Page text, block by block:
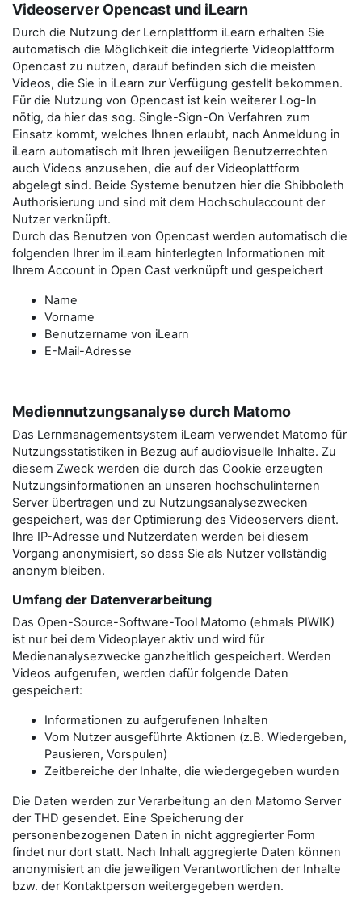
Videoserver Opencast und iLearn
Durch die Nutzung der Lernplattform iLearn erhalten Sie
automatisch die Möglichkeit die integrierte Videoplattform
Opencast zu nutzen, darauf befinden sich die meisten
Videos, die Sie in iLearn zur Verfügung gestellt bekommen.
Für die Nutzung von Opencast ist kein weiterer Log-In
nötig, da hier das sog. Single-Sign-On Verfahren zum
Einsatz kommt, welches Ihnen erlaubt, nach Anmeldung in
iLearn automatisch mit Ihren jeweiligen Benutzerrechten
auch Videos anzusehen, die auf der Videoplattform
abgelegt sind. Beide Systeme benutzen hier die Shibboleth
Authorisierung und sind mit dem Hochschulaccount der
Nutzer verknüpft.
Durch das Benutzen von Opencast werden automatisch die
folgenden Ihrer im iLearn hinterlegten Informationen mit
Ihrem Account in Open Cast verknüpft und gespeichert
Name
Vorname
Benutzername von iLearn
E-Mail-Adresse
Mediennutzungsanalyse durch Matomo
Das Lernmanagementsystem iLearn verwendet Matomo für
Nutzungsstatistiken in Bezug auf audiovisuelle Inhalte. Zu
diesem Zweck werden die durch das Cookie erzeugten
Nutzungsinformationen an unseren hochschulinternen
Server übertragen und zu Nutzungsanalysezwecken
gespeichert, was der Optimierung des Videoservers dient.
Ihre IP-Adresse und Nutzerdaten werden bei diesem
Vorgang anonymisiert, so dass Sie als Nutzer vollständig
anonym bleiben.
Umfang der Datenverarbeitung
Das Open-Source-Software-Tool Matomo (ehmals PIWIK)
ist nur bei dem Videoplayer aktiv und wird für
Medienanalysezwecke ganzheitlich gespeichert. Werden
Videos aufgerufen, werden dafür folgende Daten
gespeichert:
Informationen zu aufgerufenen Inhalten
Vom Nutzer ausgeführte Aktionen (z.B. Wiedergeben,
Pausieren, Vorspulen)
Zeitbereiche der Inhalte, die wiedergegeben wurden
Die Daten werden zur Verarbeitung an den Matomo Server
der THD gesendet. Eine Speicherung der
personenbezogenen Daten in nicht aggregierter Form
findet nur dort statt. Nach Inhalt aggregierte Daten können
anonymisiert an die jeweiligen Verantwortlichen der Inhalte
bzw. der Kontaktperson weitergegeben werden.